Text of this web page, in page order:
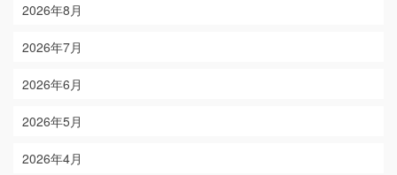
2026年8月
2026年7月
2026年6月
2026年5月
2026年4月